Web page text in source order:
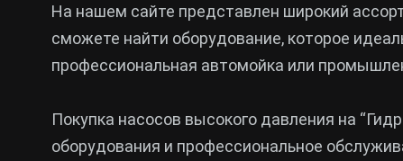
На нашем сайте представлен широкий
сможете найти оборудование, которое
профессиональная автомойка или
Покупка насосов высокого давления на
оборудования и профессиональное